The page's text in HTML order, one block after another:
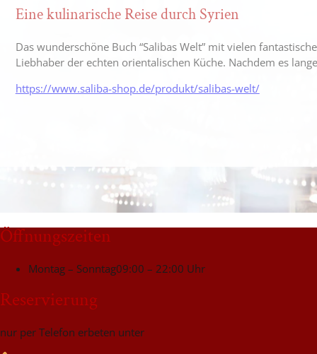
Eine kulinarische Reise durch Syrien
Das wunderschöne Buch “Salibas Welt” mit vielen
Liebhaber der echten orientalischen Küche. Nachdem es
https://www.saliba-shop.de/produkt/salibas-welt/
Öffnungszeiten
Montag – Sonntag09:00 – 22:00 Uhr
Reservierung
nur per Telefon erbeten unter